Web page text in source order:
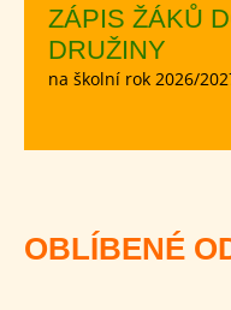
ZÁPIS ŽÁKŮ
DRUŽINY
na školní rok 2026/
OBLÍBENÉ